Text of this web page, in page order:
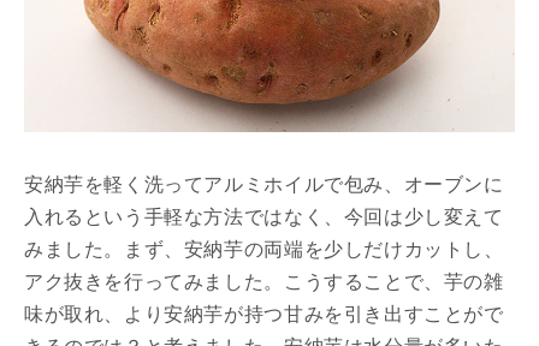
安納芋を軽く洗ってアルミホイルで包み、オーブンに
入れるという手軽な方法ではなく、今回は少し変えて
みました。まず、安納芋の両端を少しだけカットし、
アク抜きを行ってみました。こうすることで、芋の雑
味が取れ、より安納芋が持つ甘みを引き出すことがで